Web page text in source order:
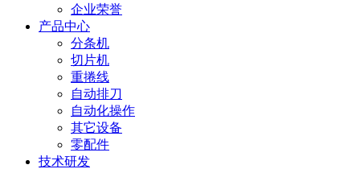
企业荣誉
产品中心
分条机
切片机
重捲线
自动排刀
自动化操作
其它设备
零配件
技术研发